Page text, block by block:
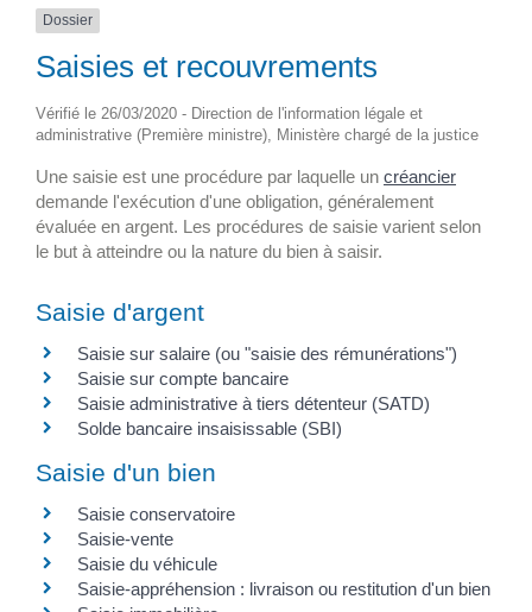
Dossier
Saisies et recouvrements
Vérifié le 26/03/2020 - Direction de l'information légale et
administrative (Première ministre), Ministère chargé de la justice
Une saisie est une procédure par laquelle un créancier
demande l'exécution d'une obligation, généralement
évaluée en argent. Les procédures de saisie varient selon
le but à atteindre ou la nature du bien à saisir.
Saisie d'argent
Saisie sur salaire (ou "saisie des rémunérations")
Saisie sur compte bancaire
Saisie administrative à tiers détenteur (SATD)
Solde bancaire insaisissable (SBI)
Saisie d'un bien
Saisie conservatoire
Saisie-vente
Saisie du véhicule
Saisie-appréhension : livraison ou restitution d'un bien